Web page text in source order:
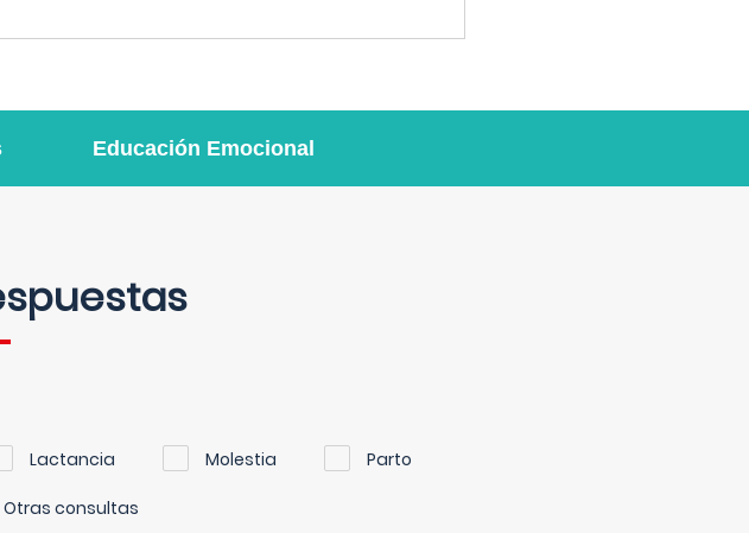
Educación Emocional
Lactancia Molestia Parto
Otras consultas